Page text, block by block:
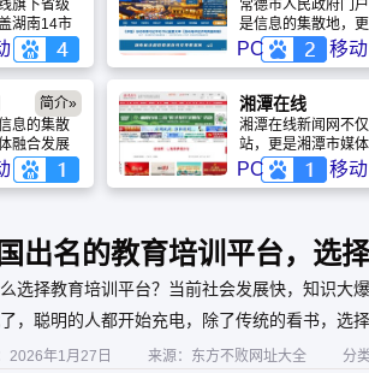
生物学5个学科入选
内一流建设学科”
教育信息
网络媒
部门、学
业单位及
时、准确
进，改革创新，追
合实力和整体水平
旗下省级
湖南14市
投诉与深度
新闻网
民生服务
是读懂湖
常德市人民政府门
是信息的集散地，
加速器与民心的连
用户为中心，通过
技术革新，将“放管
实处，让数据多跑
跑腿。在数字化浪
市人民政府官网正
智慧、高效的特质
“桃花源里的城市”
常德经济社会高质
PC 移动
息的集散
融合发展
永州市融
行机制，
以权威的
广泛的覆
地，为永
强大的精
实的“湘南
简介» 湘潭在线
湘潭在线新闻网不
站，更是湘潭市媒
的旗舰平台和智慧
托“国家一类新闻网
合。在新时代的征
在线将继续讲好湘
播莲城好声音，以
新、服务的姿态，
质量发展，打造具
PC 移动
出名的教育培训平台，选
局限
选择教育培训平台？当前社会发展快，知识大
，聪明的人都开始充电，除了传统的看书，选
2026年1月27日 来源：东方不败网址大全 分类